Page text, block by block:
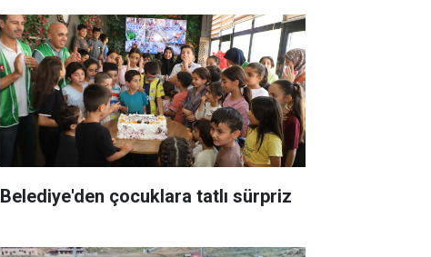
Belediye'den çocuklara tatlı sürpriz